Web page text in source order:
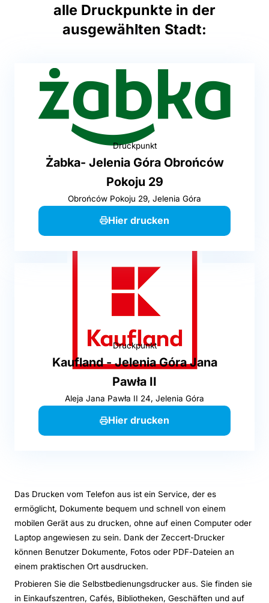
alle Druckpunkte in der
ausgewählten Stadt:
Druckpunkt
Żabka- Jelenia Góra Obrońców
Pokoju 29
Obrońców Pokoju 29, Jelenia Góra
Hier drucken
Druckpunkt
Kaufland - Jelenia Góra Jana
Pawła II
Aleja Jana Pawła II 24, Jelenia Góra
Hier drucken
Das Drucken vom Telefon aus ist ein Service, der es
ermöglicht, Dokumente bequem und schnell von einem
mobilen Gerät aus zu drucken, ohne auf einen Computer oder
Laptop angewiesen zu sein. Dank der Zeccert-Drucker
können Benutzer Dokumente, Fotos oder PDF-Dateien an
einem praktischen Ort ausdrucken.
Probieren Sie die Selbstbedienungsdrucker aus. Sie finden sie
in Einkaufszentren, Cafés, Bibliotheken, Geschäften und auf